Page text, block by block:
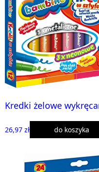
Kredki żelowe
26,97 zł do koszyka